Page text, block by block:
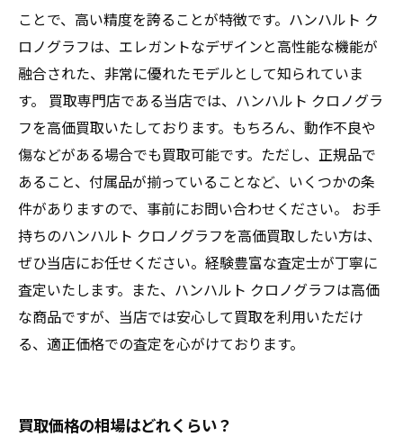
ことで、高い精度を誇ることが特徴です。ハンハルト ク
ロノグラフは、エレガントなデザインと高性能な機能が
融合された、非常に優れたモデルとして知られていま
す。 買取専門店である当店では、ハンハルト クロノグラ
フを高価買取いたしております。もちろん、動作不良や
傷などがある場合でも買取可能です。ただし、正規品で
あること、付属品が揃っていることなど、いくつかの条
件がありますので、事前にお問い合わせください。 お手
持ちのハンハルト クロノグラフを高価買取したい方は、
ぜひ当店にお任せください。経験豊富な査定士が丁寧に
査定いたします。また、ハンハルト クロノグラフは高価
な商品ですが、当店では安心して買取を利用いただけ
る、適正価格での査定を心がけております。
買取価格の相場はどれくらい？